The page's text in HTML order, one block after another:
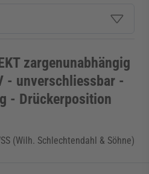
zargenunabhängig
- unverschliessbar -
- Drückerposition
(Wilh. Schlechtendahl & Söhne)